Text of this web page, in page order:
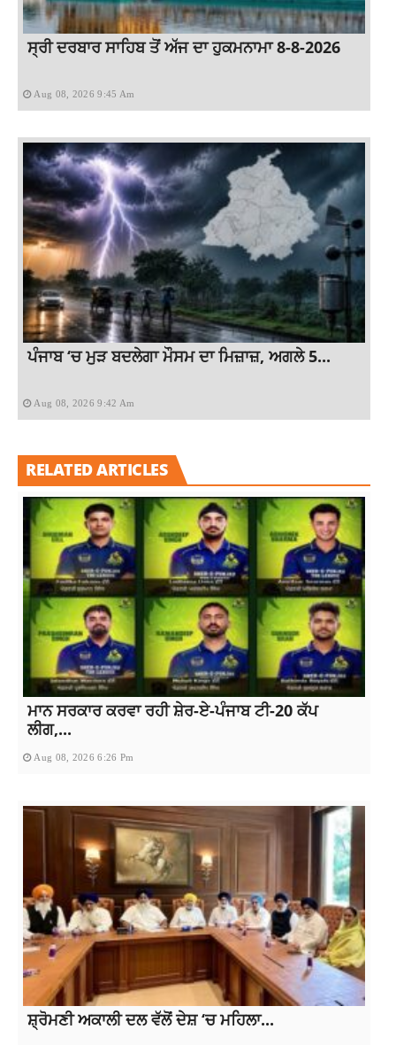
ਸ੍ਰੀ ਦਰਬਾਰ ਸਾਹਿਬ ਤੋਂ ਅੱਜ ਦਾ ਹੁਕਮਨਾਮਾ 8-8-2026
Aug 08, 2026 9:45 Am
ਪੰਜਾਬ ‘ਚ ਮੁੜ ਬਦਲੇਗਾ ਮੌਸਮ ਦਾ ਮਿਜ਼ਾਜ਼, ਅਗਲੇ 5...
Aug 08, 2026 9:42 Am
RELATED ARTICLES
ਮਾਨ ਸਰਕਾਰ ਕਰਵਾ ਰਹੀ ਸ਼ੇਰ-ਏ-ਪੰਜਾਬ ਟੀ-20 ਕੱਪ
ਲੀਗ,...
Aug 08, 2026 6:26 Pm
ਸ਼੍ਰੋਮਣੀ ਅਕਾਲੀ ਦਲ ਵੱਲੋਂ ਦੇਸ਼ ‘ਚ ਮਹਿਲਾ...